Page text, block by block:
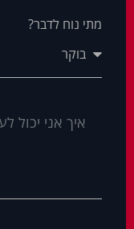
מתי נוח לדבר?